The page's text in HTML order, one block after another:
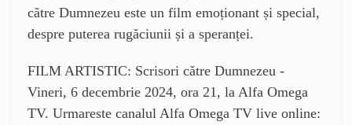
către Dumnezeu este un film emoționant și special,
despre puterea rugăciunii și a speranței.
FILM ARTISTIC: Scrisori către Dumnezeu -
Vineri, 6 decembrie 2024, ora 21, la Alfa Omega
TV. Urmareste canalul Alfa Omega TV live online: